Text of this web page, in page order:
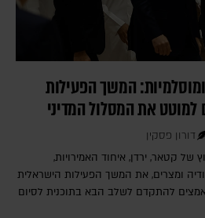
המשך הפעילות
את המסלול המדיני
דורון פסקין
של קטאר, ירדן, איחוד האמירויות,
ומצרים, את המשך הפעילות הישראלית
להתקדם לשלב הבא בתוכנית לסיום